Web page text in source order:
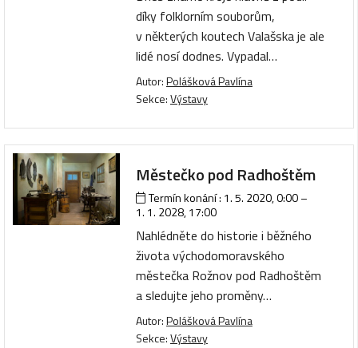
díky folklorním souborům,
v některých koutech Valašska je ale
lidé nosí dodnes. Vypadal…
Autor:Polášková Pavlína
Sekce:Výstavy
Městečko pod Radhoštěm
Termín konání : 1. 5. 2020, 0:00–
1. 1. 2028, 17:00
Nahlédněte do historie i běžného
života východomoravského
městečka Rožnov pod Radhoštěm
a sledujte jeho proměny…
Autor:Polášková Pavlína
Sekce:Výstavy